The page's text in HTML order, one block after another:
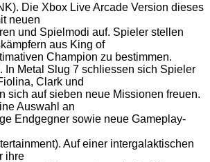
Die Xbox Live Arcade Version dieses
neuen
und Spielmodi auf. Spieler stellen
aus King of
Champion zu bestimmen.
In Metal Slug 7 schliessen sich Spieler
Clark und
sich auf sieben neue Missionen freuen.
Auswahl an
Endgegner sowie neue Gameplay-
Auf einer intergalaktischen
ihre